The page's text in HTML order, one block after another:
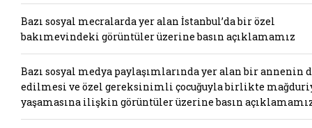
Bazı sosyal mecralarda yer alan İstanbul’da bir özel
bakımevindeki görüntüler üzerine basın açıklamamız
Bazı sosyal medya paylaşımlarında yer alan bir annenin
edilmesi ve özel gereksinimli çocuğuyla birlikte
yaşamasına ilişkin görüntüler üzerine basın